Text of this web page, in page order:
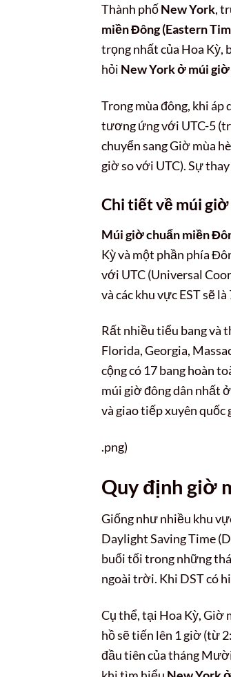
Thành phốNew York,
miền Đông (Eastern
trọng nhất của Hoa Kỳ,
hỏi New York ở múi
Trong mùa đông, khi áp
tương ứng với UTC-5
chuyển sang Giờ mùa
giờ so với UTC). Sự
Chi tiết về múi giờ
Múi giờ chuẩn miền
Kỳ và một phần phía
với UTC (Universal
và các khu vực EST sẽ là
Rất nhiều tiểu bang và
Florida, Georgia,
cộng có 17 bang hoàn
múi giờ đông dân nhất
và giao tiếp xuyên
.png)
Quy định giờ
Giống như nhiều khu
Daylight Saving Time
buổi tối trong những
ngoài trời. Khi DST có
Cụ thể, tại Hoa Kỳ, Giờ
hồ sẽ tiến lên 1 giờ (từ
đầu tiên của tháng